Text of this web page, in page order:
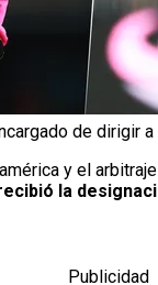
de dirigir
y el
la
Publicidad